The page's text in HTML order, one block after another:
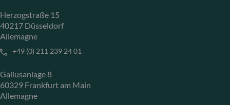
Herzogstraße 15
40217 Düsseldorf
Allemagne
+49 (0) 211 239 24 01
Gallusanlage 8
60329 Frankfurt am Main
Allemagne